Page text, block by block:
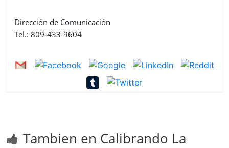
Dirección de Comunicación
Tel.: 809-433-9604
Tambien en Calibrando La